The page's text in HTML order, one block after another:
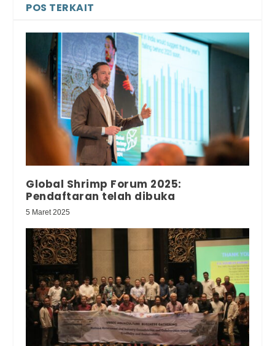
POS TERKAIT
Global Shrimp Forum 2025:
Pendaftaran telah dibuka
5 Maret 2025